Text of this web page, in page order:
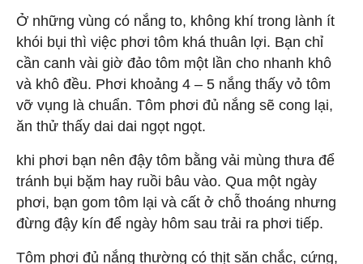
Ở những vùng có nắng to, không khí trong lành ít
khói bụi thì việc phơi tôm khá thuân lợi. Bạn chỉ
cần canh vài giờ đảo tôm một lần cho nhanh khô
và khô đều. Phơi khoảng 4 – 5 nắng thấy vỏ tôm
vỡ vụng là chuẩn. Tôm phơi đủ nắng sẽ cong lại,
ăn thử thấy dai dai ngọt ngọt.
khi phơi bạn nên đậy tôm bằng vải mùng thưa để
tránh bụi bặm hay ruồi bâu vào. Qua một ngày
phơi, bạn gom tôm lại và cất ở chỗ thoáng nhưng
đừng đậy kín để ngày hôm sau trải ra phơi tiếp.
Tôm phơi đủ nắng thường có thịt săn chắc, cứng,